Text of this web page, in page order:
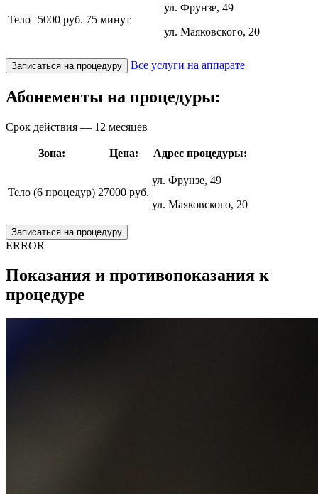
Тело 5000 руб. 75 минут
ул. Фрунзе, 49
ул. Маяковского, 20
Записаться на процедуру Все услуги на аппарате
Абонементы на процедуры:
Срок действия — 12 месяцев
Зона: Цена: Адрес процедуры:
Тело (6 процедур) 27000 руб.
ул. Фрунзе, 49
ул. Маяковского, 20
Записаться на процедуру
ERROR
Показания и противопоказания к
процедуре